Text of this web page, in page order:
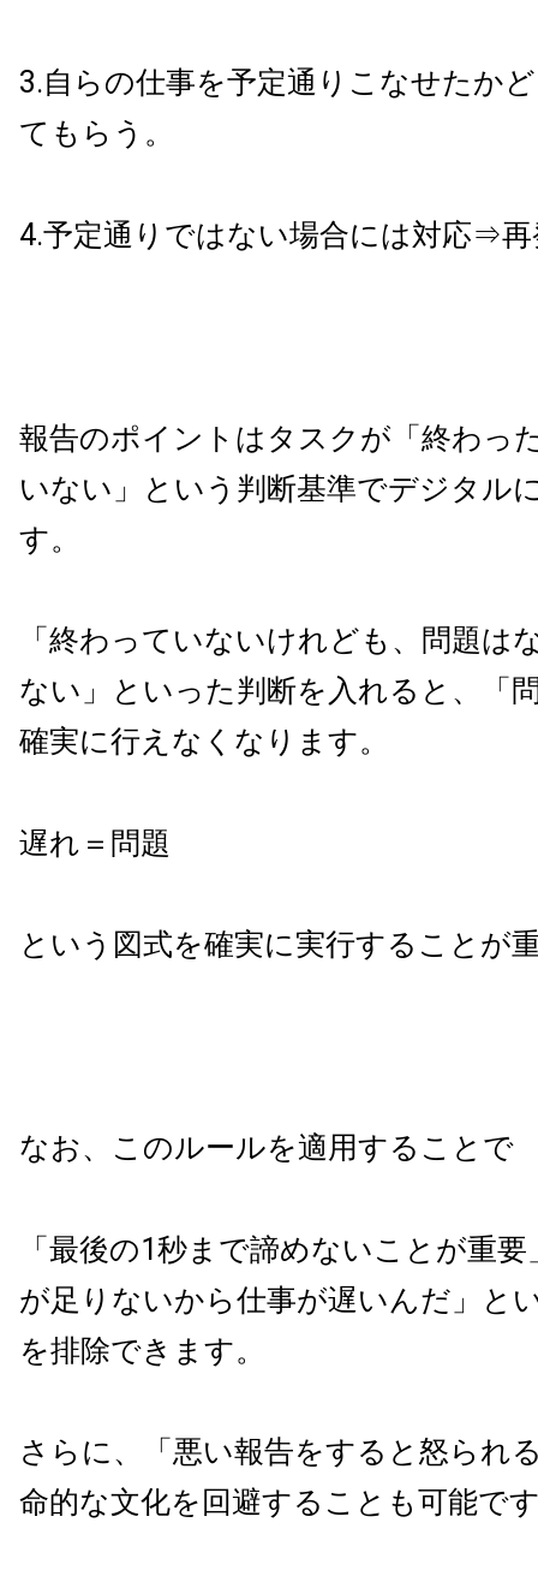
3.自らの仕事を予定通りこなせたか
てもらう。
4.予定通りではない場合には対応⇒再
報告のポイントはタスクが「終わっ
いない」という判断基準でデジタル
す。
「終わっていないけれども、問題は
ない」といった判断を入れると、「
確実に行えなくなります。
遅れ＝問題
という図式を確実に実行することが
なお、このルールを適用することで
「最後の1秒まで諦めないことが重
が足りないから仕事が遅いんだ」と
を排除できます。
さらに、「悪い報告をすると怒られ
命的な文化を回避することも可能で